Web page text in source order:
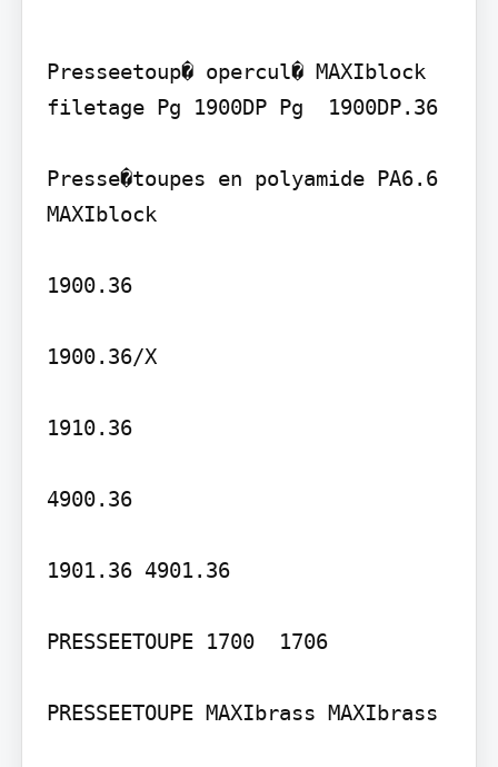
Presseetoup� opercul� MAXIblock
filetage Pg 1900DP Pg  1900DP.36
Presse�toupes en polyamide PA6.6
MAXIblock
1900.36
1900.36/X
1910.36
4900.36
1901.36 4901.36
PRESSEETOUPE 1700  1706
PRESSEETOUPE MAXIbrass MAXIbrass